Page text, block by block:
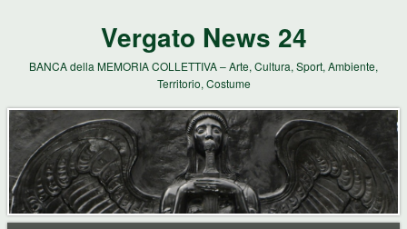
Vergato News 24
BANCA della MEMORIA COLLETTIVA – Arte, Cultura, Sport, Ambiente,
Territorio, Costume